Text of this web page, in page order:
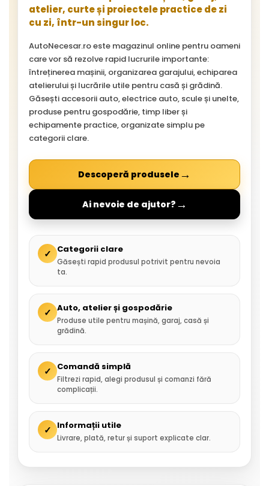
atelier, curte și proiectele practice de zi
cu zi, într-un singur loc.
AutoNecesar.ro este magazinul online pentru oameni
care vor să rezolve rapid lucrurile importante:
întreținerea mașinii, organizarea garajului, echiparea
atelierului și lucrările utile pentru casă și grădină.
Găsești accesorii auto, electrice auto, scule și unelte,
produse pentru gospodărie, timp liber și
echipamente practice, organizate simplu pe
categorii clare.
Descoperă produsele →
Ai nevoie de ajutor? →
✓ Categorii clare
Găsești rapid produsul potrivit pentru nevoia
ta.
✓ Auto, atelier și gospodărie
Produse utile pentru mașină, garaj, casă și
grădină.
✓ Comandă simplă
Filtrezi rapid, alegi produsul și comanzi fără
complicații.
✓ Informații utile
Livrare, plată, retur și suport explicate clar.